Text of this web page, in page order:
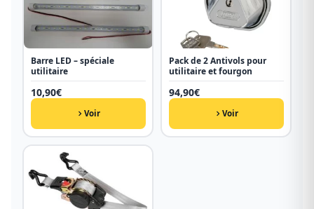
Barre LED – spéciale
utilitaire
10,90€
Voir
Pack de 2 Antivols pour
utilitaire et fourgon
94,90€
Voir